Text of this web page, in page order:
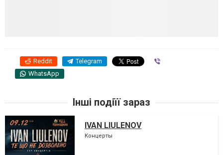
Reddit Telegram
WhatsApp
Інші подіїї зараз
IVAN LIULENOV
Концерты